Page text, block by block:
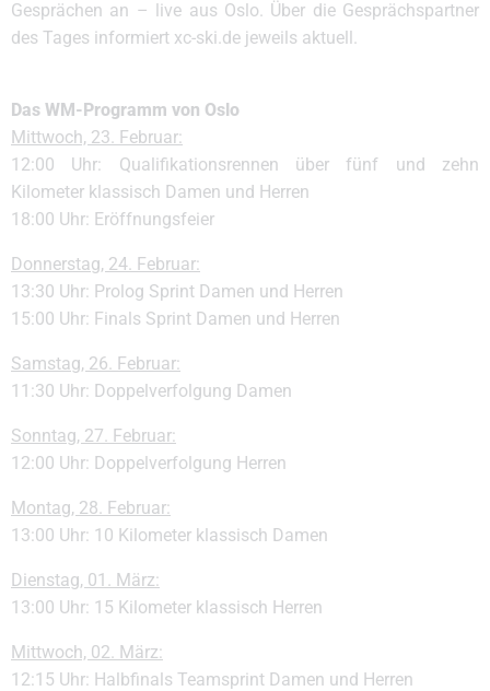
Gesprächen an – live aus Oslo. Über die Gesprächspartner
des Tages informiert xc-ski.de jeweils aktuell.
Das WM-Programm von Oslo
Mittwoch, 23. Februar:
12:00 Uhr: Qualifikationsrennen über fünf und zehn
Kilometer klassisch Damen und Herren
18:00 Uhr: Eröffnungsfeier
Donnerstag, 24. Februar:
13:30 Uhr: Prolog Sprint Damen und Herren
15:00 Uhr: Finals Sprint Damen und Herren
Samstag, 26. Februar:
11:30 Uhr: Doppelverfolgung Damen
Sonntag, 27. Februar:
12:00 Uhr: Doppelverfolgung Herren
Montag, 28. Februar:
13:00 Uhr: 10 Kilometer klassisch Damen
Dienstag, 01. März:
13:00 Uhr: 15 Kilometer klassisch Herren
Mittwoch, 02. März:
12:15 Uhr: Halbfinals Teamsprint Damen und Herren